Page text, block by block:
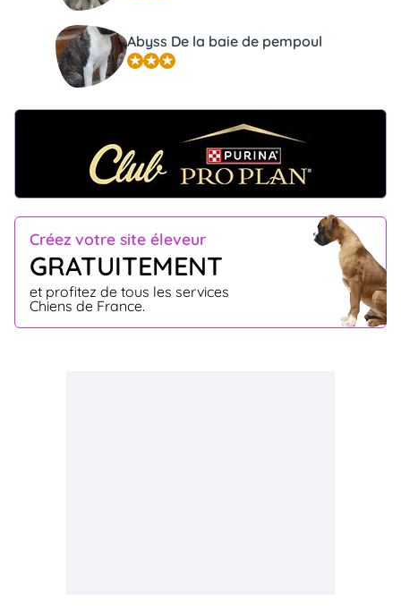
Créez votre site éleveur
GRATUITEMENT
et profitez de tous les services
Chiens de France.
Abyss De la baie de pempoul